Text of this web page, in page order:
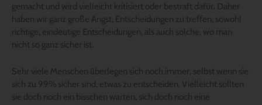
gemacht und wird vielleicht kritisiert oder bestraft dafür. Daher
haben wir ganz große Angst, Entscheidungen zu treffen, sowohl
richtige, eindeutige Entscheidungen, als auch solche, wo man
nicht so ganz sicher ist.
Sehr viele Menschen überlegen sich noch immer, selbst wenn sie
sich zu 99% sicher sind, etwas zu entscheiden. Vielleicht sollten
sie doch noch ein bisschen warten, sich doch noch eine